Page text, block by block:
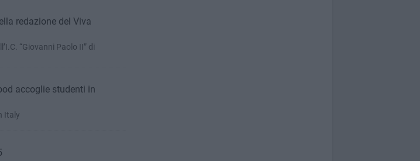
redazione del Viva
“Giovanni Paolo II” di
accoglie studenti in
Italy